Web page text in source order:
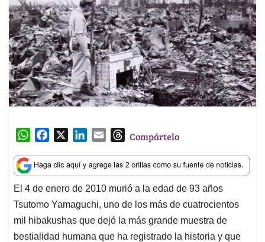
W
a
t
s
A
p
p
c
e
b
o
o
k
n
k
e
d
I
n
a
i
l
T
r
e
a
d
s
Compártelo
El 4 de enero de 2010 murió a la edad de 93 años
Tsutomo Yamaguchi, uno de los más de cuatrocientos
mil hibakushas que dejó la más grande muestra de
bestialidad humana que ha registrado la historia y que